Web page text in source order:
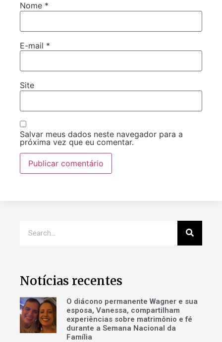
Nome *
E-mail *
Site
Salvar meus dados neste navegador para a
próxima vez que eu comentar.
Notícias recentes
O diácono permanente Wagner e sua
esposa, Vanessa, compartilham
experiências sobre matrimônio e fé
durante a Semana Nacional da
Família